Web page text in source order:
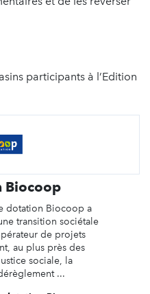
participants à l’Edition
Biocoop
dotation Biocoop a
transition sociétale
de projets
au plus près des
sociale, la
...